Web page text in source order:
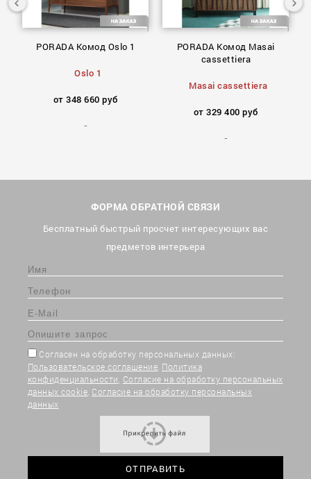
PORADA Комод Oslo 1
Oslo 1
от 348 660 руб
PORADA Комод Masai
cassettiera
Masai cassettiera
от 329 400 руб
ФОРМА ОБРАТНОЙ СВЯЗИ
Бесплатный быстрый просчет интересующих вас
предметов интерьера
Согласен на обработку персональных данных:
Пользовательское соглашение Политика
конфиденциальности Согласие на обработку персональных
данных cookie Согласие на обработку персональных
данных